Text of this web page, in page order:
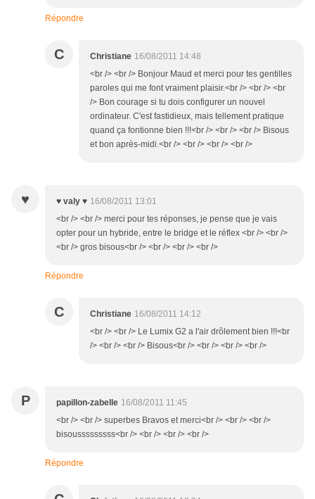
Répondre
C Christiane 16/08/2011 14:48
<br /> <br /> Bonjour Maud et merci pour tes gentilles
paroles qui me font vraiment plaisir.<br /> <br /> <br
/> Bon courage si tu dois configurer un nouvel
ordinateur. C'est fastidieux, mais tellement pratique
quand ça fontionne bien !!!<br /> <br /> <br /> Bisous
et bon après-midi.<br /> <br /> <br /> <br />
♥ ♥ valy ♥ 16/08/2011 13:01
<br /> <br /> merci pour tes réponses, je pense que je vais
opter pour un hybride, entre le bridge et le réflex <br /> <br />
<br /> gros bisous<br /> <br /> <br /> <br />
Répondre
C Christiane 16/08/2011 14:12
<br /> <br /> Le Lumix G2 a l'air drôlement bien !!!<br
/> <br /> <br /> Bisous<br /> <br /> <br /> <br />
P papillon-zabelle 16/08/2011 11:45
<br /> <br /> superbes Bravos et merci<br /> <br /> <br />
bisousssssssss<br /> <br /> <br /> <br />
Répondre